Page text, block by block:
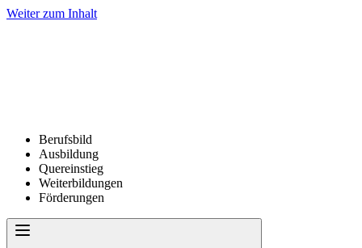
Weiter zum Inhalt
Berufsbild
Ausbildung
Quereinstieg
Weiterbildungen
Förderungen